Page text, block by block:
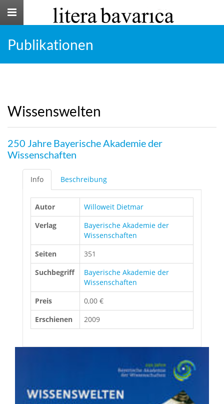
Toggle
Publikationen
Wissenswelten
250 Jahre Bayerische Akademie der
Wissenschaften
Info Beschreibung
Autor
Willoweit Dietmar
Verlag
Bayerische Akademie der
Wissenschaften
Seiten
351
Suchbegriff
Bayerische Akademie der
Wissenschaften
Preis
0,00 €
Erschienen
2009